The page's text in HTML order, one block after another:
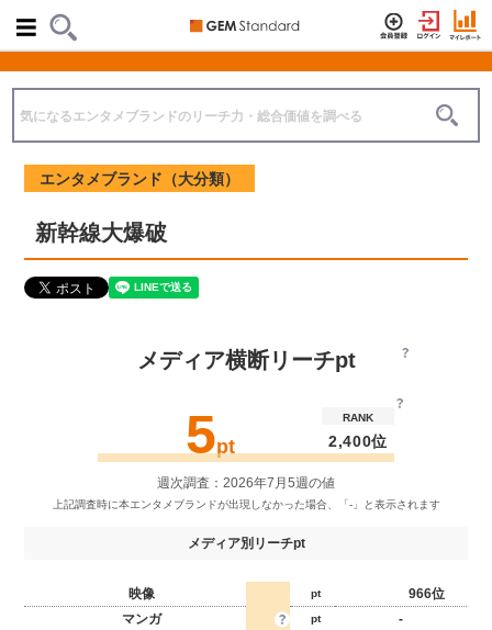
エンタメブランド（大分類）
新幹線大爆破
メディア横断リーチpt
5pt
RANK
2,400位
週次調査：2026年7月5週の値
メディア別リーチpt
映像 pt
966位
マンガ
pt
-